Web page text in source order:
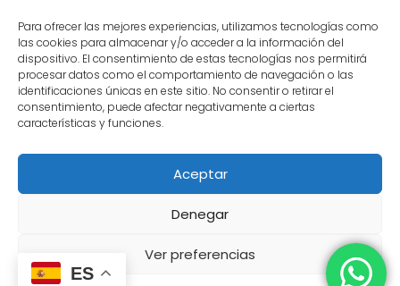
Para ofrecer las mejores experiencias, utilizamos tecnologías como
las cookies para almacenar y/o acceder a la información del
dispositivo. El consentimiento de estas tecnologías nos permitirá
procesar datos como el comportamiento de navegación o las
identificaciones únicas en este sitio. No consentir o retirar el
consentimiento, puede afectar negativamente a ciertas
características y funciones.
Aceptar
Denegar
Ver preferencias
Contacto
+34 617 32 37 96
+34 963 529 904
info@clinicaurologiaalcala.com
cita@clinicaurologiaalcala.com
ES